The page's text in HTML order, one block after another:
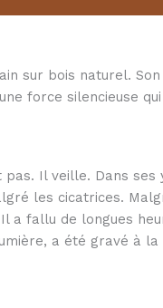
sur bois naturel.
force silencieuse
Il veille. Dans ses
les cicatrices.
a fallu de longues
a été gravé à la